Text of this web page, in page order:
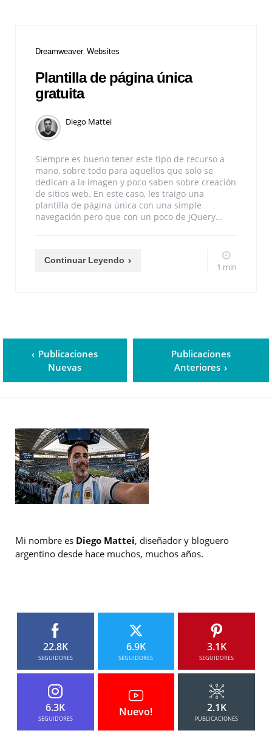
Dreamweaver Websites
Plantilla de página única
gratuita
Diego Mattei
Siempre es bueno tener este tipo de recurso a
mano, sobre todo para aquellos que solo se
dedican a la imagen y poco saben sobre creación
de sitios web. En este caso, les traigo una
plantilla de página única con una simple
navegación pero que con un poco de jQuery...
Continuar Leyendo
1 min
Publicaciones
Nuevas
Publicaciones
Anteriores
Mi nombre es Diego Mattei, diseñador y bloguero
argentino desde hace muchos, muchos años.
22.8K
SEGUIDORES
6.9K
SEGUIDORES
3.1K
SEGUIDORES
6.3K
SEGUIDORES
Nuevo! 2.1K
PUBLICACIONES